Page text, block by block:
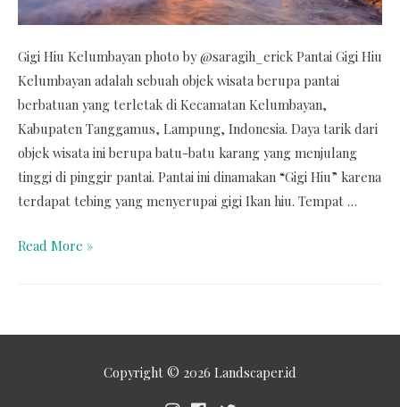
Gigi Hiu Kelumbayan photo by @saragih_erick Pantai Gigi Hiu
Kelumbayan adalah sebuah objek wisata berupa pantai
berbatuan yang terletak di Kecamatan Kelumbayan,
Kabupaten Tanggamus, Lampung, Indonesia. Daya tarik dari
objek wisata ini berupa batu-batu karang yang menjulang
tinggi di pinggir pantai. Pantai ini dinamakan “Gigi Hiu” karena
terdapat tebing yang menyerupai gigi Ikan hiu. Tempat …
Read More »
Copyright © 2026 Landscaper.id